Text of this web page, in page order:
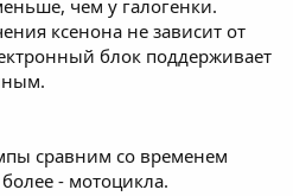
чем у галогенки.
ксенона не зависит от
блок поддерживает
сравним со временем
- мотоцикла.